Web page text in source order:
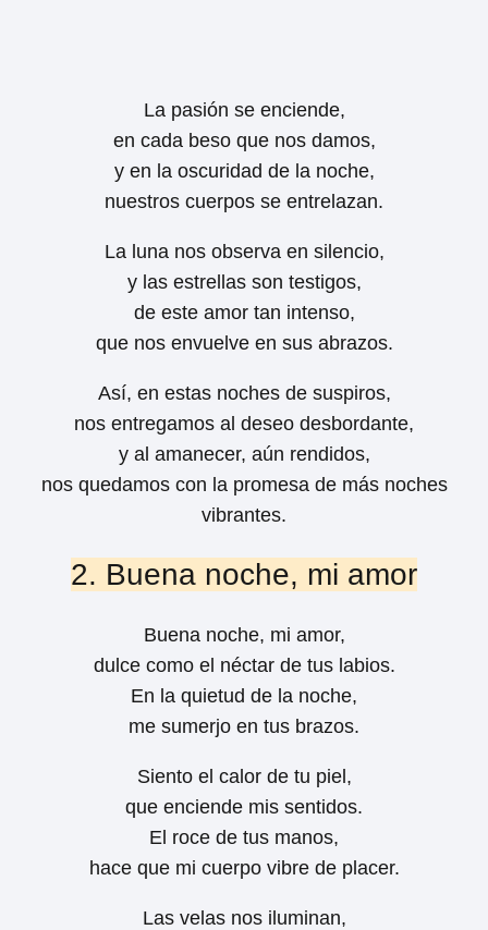
La pasión se enciende,
en cada beso que nos damos,
y en la oscuridad de la noche,
nuestros cuerpos se entrelazan.
La luna nos observa en silencio,
y las estrellas son testigos,
de este amor tan intenso,
que nos envuelve en sus abrazos.
Así, en estas noches de suspiros,
nos entregamos al deseo desbordante,
y al amanecer, aún rendidos,
nos quedamos con la promesa de más noches
vibrantes.
2. Buena noche, mi amor
Buena noche, mi amor,
dulce como el néctar de tus labios.
En la quietud de la noche,
me sumerjo en tus brazos.
Siento el calor de tu piel,
que enciende mis sentidos.
El roce de tus manos,
hace que mi cuerpo vibre de placer.
Las velas nos iluminan,